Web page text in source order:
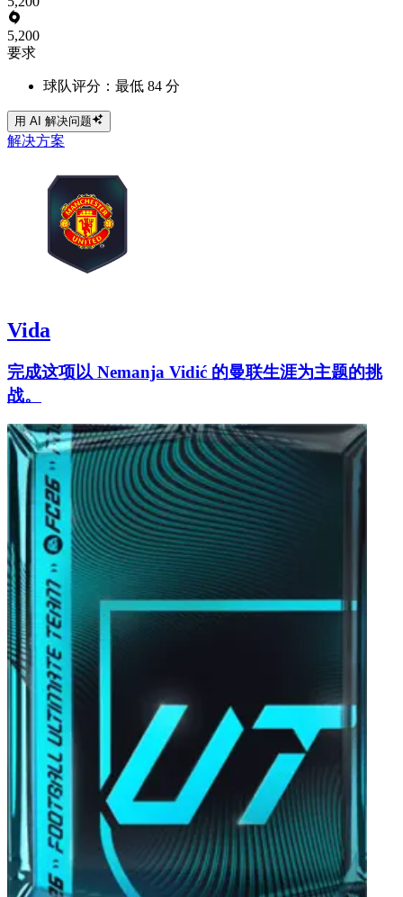
5,200
要求
球队评分：最低 84 分
用 AI 解决问题
解决方案
Vida
完成这项以 Nemanja Vidić 的曼联生涯为主题的挑
战。